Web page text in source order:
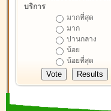
บริการ
มากที่สุด
มาก
ปานกลาง
น้อย
น้อยที่สุด